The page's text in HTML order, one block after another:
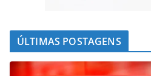
ÚLTIMAS POSTAGENS